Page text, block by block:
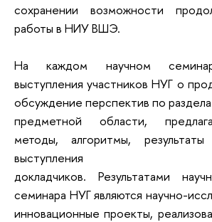
сохранении возможности
работы в НИУ ВШЭ.
На каждом научном
выступления участников НУГ о
обсуждение перспектив по
предметной области,
методы, алгоритмы, результаты
выступления
докладчиков. Результатами
семинара НУГ являются научно-
инновационные проекты,